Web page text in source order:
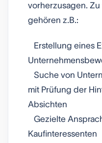
vorherzusagen.
gehören z.B.:
Erstellung eines
Suche von
mit Prüfung der
Absichten
Gezielte
Kaufinteressenten